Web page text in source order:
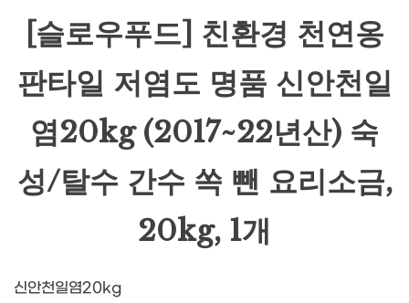
[슬로우푸드] 친환경 천연옹
판타일 저염도 명품 신안천일
염20kg (2017~22년산) 숙
성/탈수 간수 쏙 뺀 요리소금,
20kg, 1개
신안천일염20kg